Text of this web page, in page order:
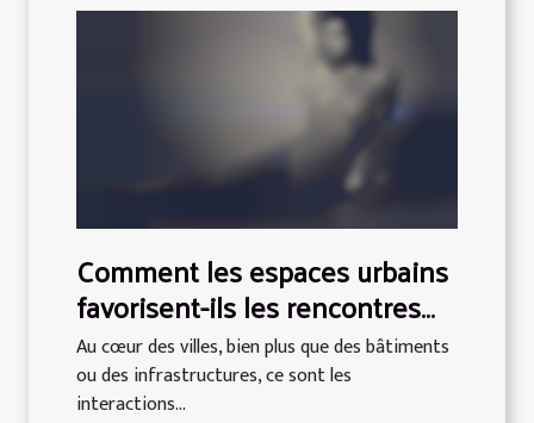
Comment les espaces urbains
favorisent-ils les rencontres
authentiques ?
Au cœur des villes, bien plus que des bâtiments
ou des infrastructures, ce sont les
interactions...